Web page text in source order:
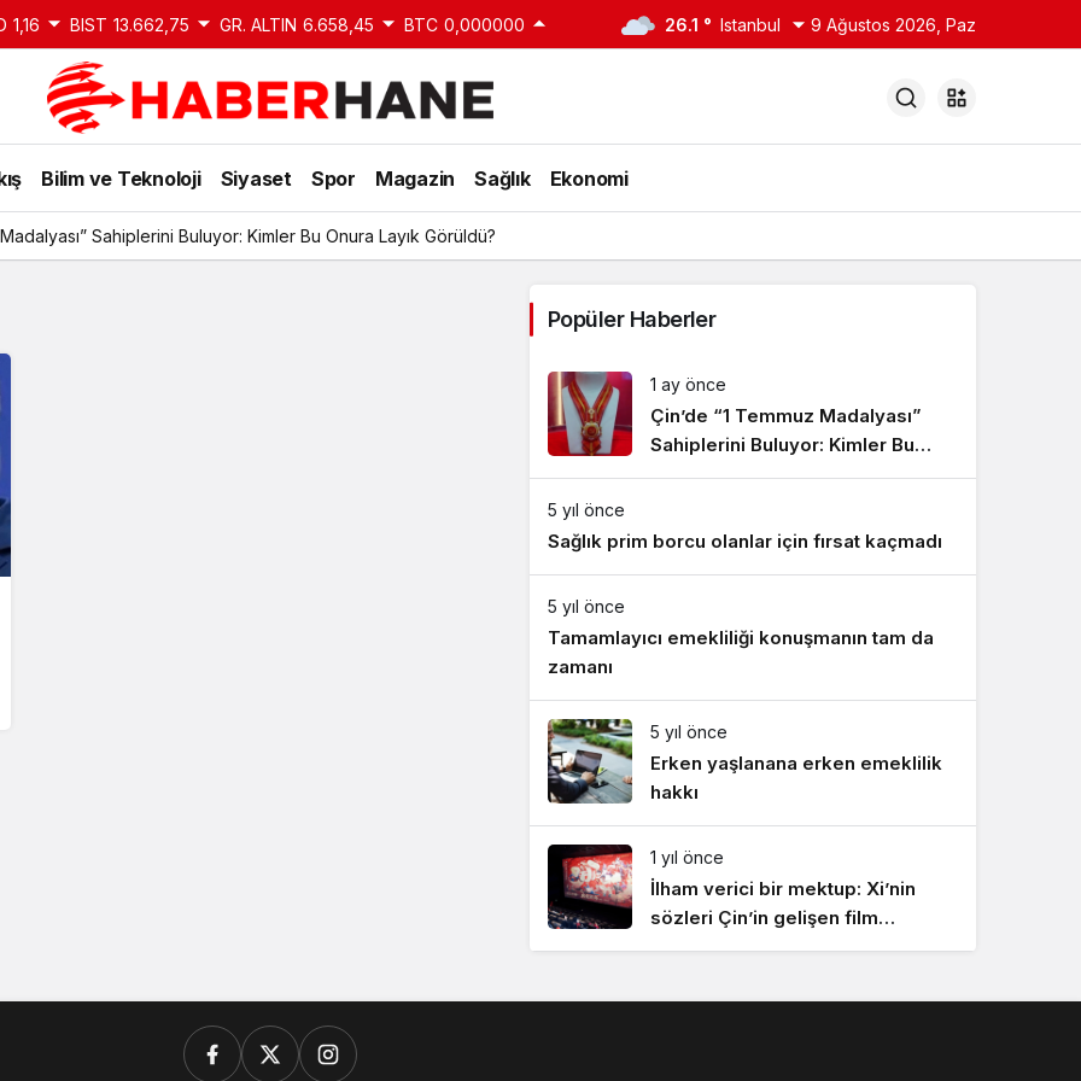
1,16 BIST 13.662,75 GR. ALTIN 6.658,45 BTC 0,000000 26.1 ° Istanbul 9 Ağustos 2026, Paz
Bilim ve Teknoloji Siyaset Spor Magazin Sağlık Ekonomi
Sahiplerini Buluyor: Kimler Bu Onura Layık Görüldü?
Popüler Haberler
1 ay önce
Çin’de “1 Temmuz Madalyası”
Sahiplerini Buluyor: Kimler Bu
Onura Layık Görüldü?
5 yıl önce
Sağlık prim borcu olanlar için fırsat kaçmadı
5 yıl önce
Tamamlayıcı emekliliği konuşmanın tam da
zamanı
5 yıl önce
Erken yaşlanana erken emeklilik
hakkı
1 yıl önce
İlham verici bir mektup: Xi’nin
sözleri Çin’in gelişen film
endüstrisinde yankı uyandırdı